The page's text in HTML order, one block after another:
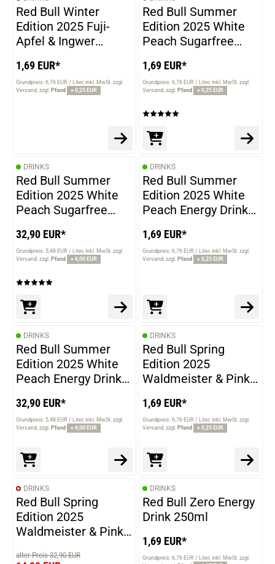
Red Bull Winter
Edition 2025 Fuji-
Apfel & Ingwer
1,69 EUR*
Grundpreis: 6,76 EUR / Liter inkl. MwSt. zzgl.
Versand zzgl. Pfand + 0,25 EUR
Red Bull Summer
Edition 2025 White
Peach Sugarfree
1,69 EUR*
Grundpreis: 6,76 EUR / Liter inkl. MwSt. zzgl.
Versand zzgl. Pfand + 0,25 EUR
DRINKS
Red Bull Summer
Edition 2025 White
Peach Sugarfree
250ml
32,90 EUR*
Grundpreis: 5,48 EUR / Liter inkl. MwSt. zzgl.
Versand zzgl. Pfand + 6,00 EUR
DRINKS
Red Bull Summer
Edition 2025 White
Peach Energy Drink
1,69 EUR*
Grundpreis: 6,76 EUR / Liter inkl. MwSt. zzgl.
Versand zzgl. Pfand + 0,25 EUR
DRINKS
Red Bull Summer
Edition 2025 White
Peach Energy Drink
32,90 EUR*
Grundpreis: 5,48 EUR / Liter inkl. MwSt. zzgl.
Versand zzgl. Pfand + 6,00 EUR
DRINKS
Red Bull Spring
Edition 2025
Waldmeister & Pink
Energy Drink 250ml
MHD 22-01-2026
1,69 EUR*
Grundpreis: 6,76 EUR / Liter inkl. MwSt. zzgl.
Versand zzgl. Pfand + 0,25 EUR
DRINKS
Red Bull Spring
Edition 2025
Waldmeister & Pink
Energy Drink 24x
alter Preis 32,90 EUR
DRINKS
Red Bull Zero Energy
Drink 250ml
1,69 EUR*
Grundpreis: 6,76 EUR / Liter inkl. MwSt. zzgl.